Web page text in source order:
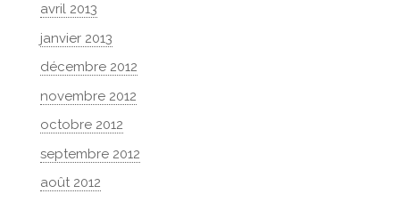
avril 2013
janvier 2013
décembre 2012
novembre 2012
octobre 2012
septembre 2012
août 2012